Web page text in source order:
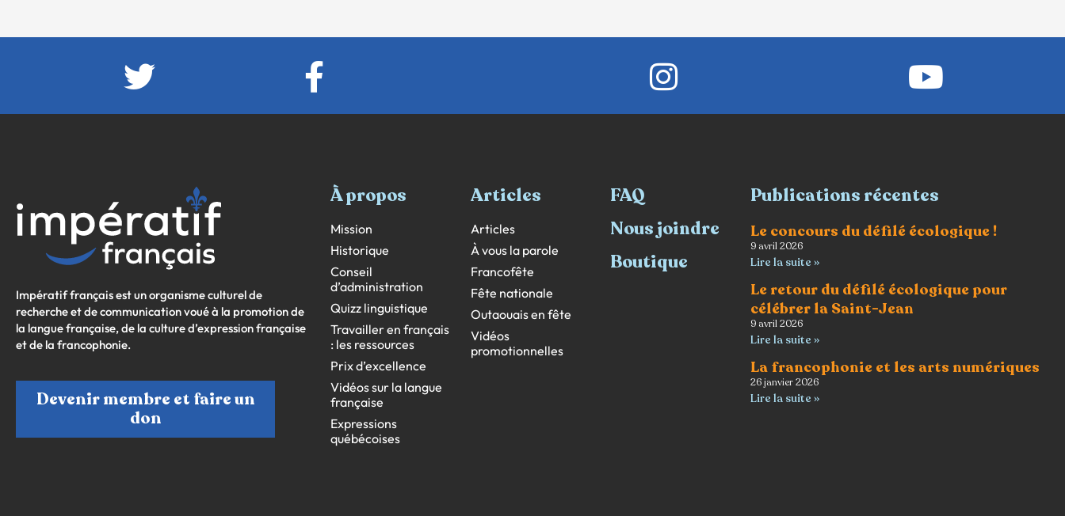
Impératif français est un organisme culturel de
recherche et de communication voué à la promotion de
la langue française, de la culture d’expression française
et de la francophonie.
Devenir membre et faire un
don
À propos
Mission
Historique
Conseil
d’administration
Quizz linguistique
Travailler en français
: les ressources
Prix d’excellence
Vidéos sur la langue
française
Expressions
québécoises
Articles
Articles
À vous la parole
Francofête
Fête nationale
Outaouais en fête
Vidéos
promotionnelles
FAQ
Nous joindre
Boutique
Publications récentes
Le concours du défilé écologique !
9 avril 2026
Lire la suite »
Le retour du défilé écologique pour
célébrer la Saint-Jean
9 avril 2026
Lire la suite »
La francophonie et les arts numériques
26 janvier 2026
Lire la suite »